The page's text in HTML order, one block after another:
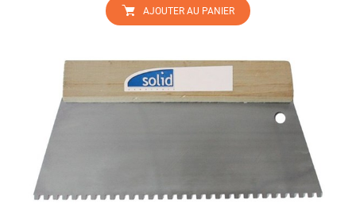
AJOUTER AU PANIER